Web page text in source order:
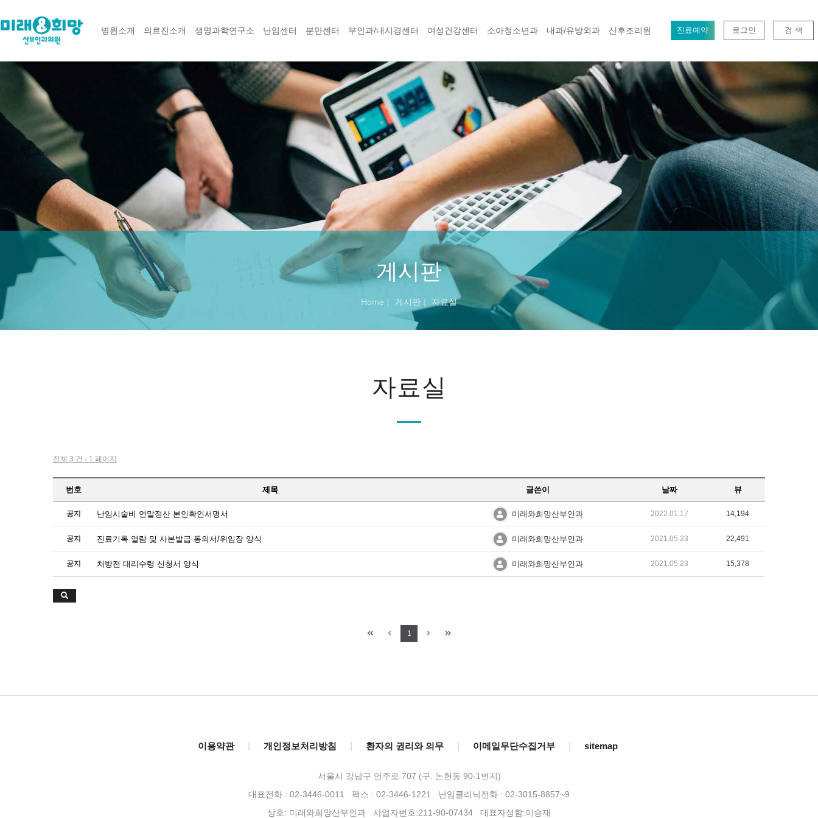
병원소개 의료진소개 생명과학연구소 난임센터 분만센터 부인과/내시경센터 여성건강센터 소아청소년과 내과/유방외과 산후조리원 진료예약 로그인 검 색
게시판
Home 게시판 자료실
자료실
전체 3 건 - 1 페이지
번호 제목 글쓴이 날짜 뷰
공지 난임시술비 연말정산 본인확인서명서 미래와희망산부인과 2022.01.17 14,194
공지 진료기록 열람 및 사본발급 동의서/위임장 양식 미래와희망산부인과 2021.05.23 22,491
공지 처방전 대리수령 신청서 양식 미래와희망산부인과 2021.05.23 15,378
1
이용약관 개인정보처리방침 환자의 권리와 의무 이메일무단수집거부 sitemap
서울시 강남구 언주로 707 (구. 논현동 90-1번지)
대표전화 : 02-3446-0011 팩스 : 02-3446-1221 난임클리닉전화 : 02-3015-8857~9
상호: 미래와희망산부인과 사업자번호:211-90-07434 대표자성함:이승재